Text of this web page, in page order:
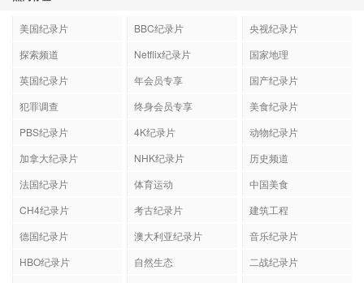
美国纪录片 BBC纪录片
央视纪录片
探索频道
Netflix纪录片
国家地理
英国纪录片
年会员专享
国产纪录片
犯罪调查
终身会员专享
美食纪录片
PBS纪录片
4K纪录片
动物纪录片
加拿大纪录片
NHK纪录片
历史频道
法国纪录片
体育运动
中国美食
CH4纪录片
考古纪录片
建筑工程
德国纪录片
澳大利亚纪录片
音乐纪录片
HBO纪录片
自然生态
二战纪录片